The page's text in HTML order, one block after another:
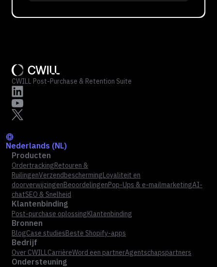
CWILL Post-Purchase & Retention Suite
Nederlands (NL)
Producten
OrdertrackingRetouren &
RuilingenVerzendbeschermingLoyaliteit en
doorverwijzingenBeoordelingenPop-Ups & e-mailmarketingAI-
chatSEO & Snelheid
Klantenbinding
Post-purchase oplossingKlantenbinding
Bronnen
BlogCase studiesBeste Shopify-apps
Bedrijf
Over CWILLCarrièreWord een partnerAgentschapspartners
Ondersteuning